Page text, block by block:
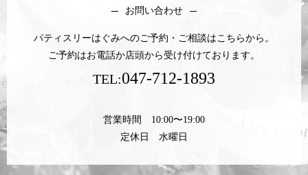
お問い合わせ
パティスリーはぐみへのご予約・ご相談はこちらから。
ご予約はお電話か店頭から受け付けております。
TEL:047-712-1893
営業時間 10:00〜19:00
定休日 水曜日